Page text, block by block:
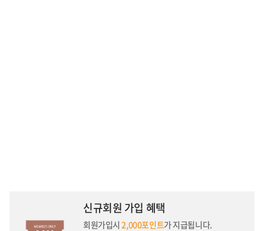
신규회원 가입 혜택
회원가입시2,000포인트가 지급됩니다.